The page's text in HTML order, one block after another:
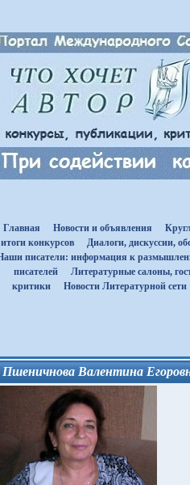
Главная Новости и объявления
итоги конкурсов
Диалоги, дискуссии,
писатели: информация к
писателей
Литературные салоны,
критики
Новости Литературной сети
Пшеничнова Валентина